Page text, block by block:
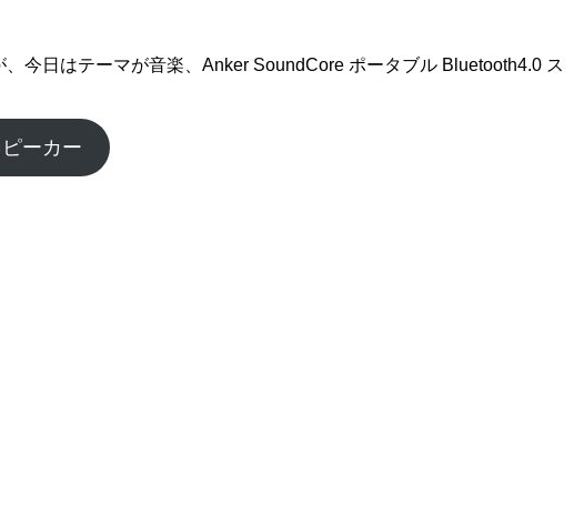
今日はテーマが音楽、Anker SoundCore ポータブル Bluetooth4.0 ス
ーカー